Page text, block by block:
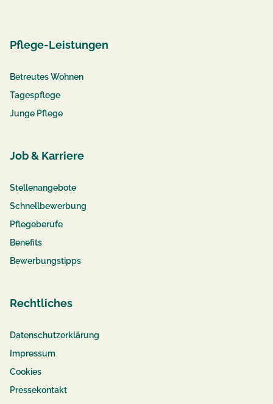
Pflege-Leistungen
Betreutes Wohnen
Tagespflege
Junge Pflege
Job & Karriere
Stellenangebote
Schnellbewerbung
Pflegeberufe
Benefits
Bewerbungstipps
Rechtliches
Datenschutzerklärung
Impressum
Cookies
Pressekontakt